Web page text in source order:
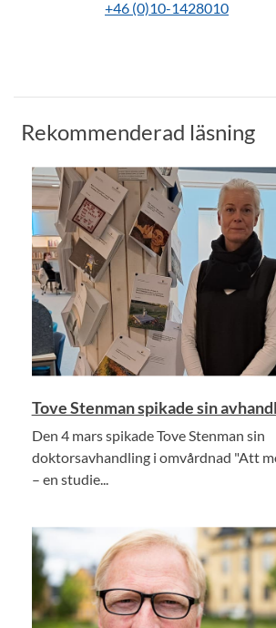
+46 (0)10-1428010
Rekommenderad läsning
Tove Stenman spikade sin
Den 4 mars spikade Tove Stenman sin
doktorsavhandling i omvårdnad "Att
– en studie...